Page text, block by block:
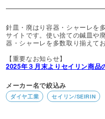
針皿・廃はり容器・シャーレを
サイトです。使い捨ての鍼皿や
器・シャーレを多数取り揃えてお
【重要なお知らせ】
2025年３月末よりセイリン商品
メーカー名で絞込み
ダイヤ工業 セイリン/SEIRIN